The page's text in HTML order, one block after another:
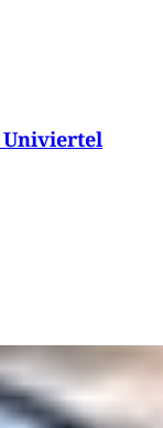
Univiertel